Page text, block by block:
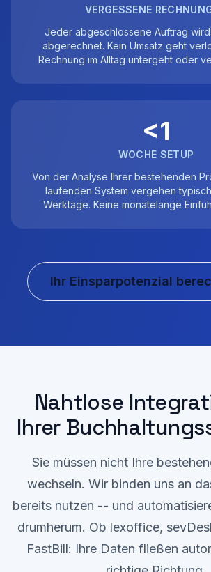
VERGESSENE
Jeder abgeschlossene Auftrag wird
abgerechnet. Kein Umsatz geht
Rechnung im Alltag untergeht oder
<1
WOCHE SETUP
Von der Analyse Ihrer bestehenden
laufenden System vergehen
Werktage. Keine monatelange
Ihr Einsparpotenzial
Nahtlose
Ihrer
Sie müssen nicht Ihre
wechseln. Wir binden uns an
bereits nutzen -- und
drumherum. Ob lexoffice,
FastBill: Ihre Daten fließen